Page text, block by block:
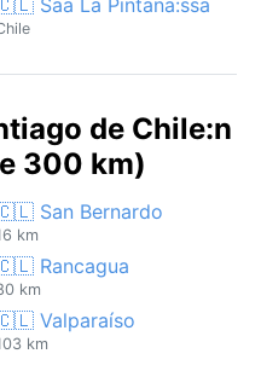
de Chile:n
300 km)
San Bernardo
km
Rancagua
km
Valparaíso
km